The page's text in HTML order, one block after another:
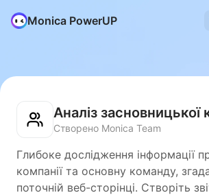
Monica PowerUP
Аналіз засновницької
Створено Monica Team
Глибоке дослідження інформації
компанії та основну команду,
поточній веб-сторінці. Створіть